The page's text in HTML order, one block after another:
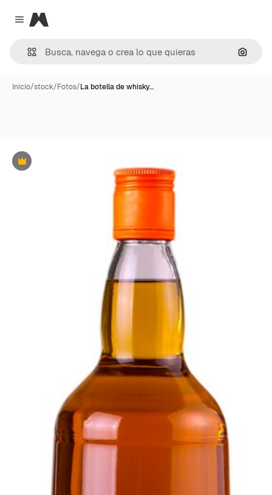
Close menu
Magnific
Inicio/stock/Fotos/La botella de whisky…
Premium